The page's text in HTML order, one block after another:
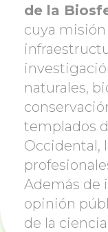
de la
cuya
naturales,
templados
Occidental,
Además de
opinión
de la